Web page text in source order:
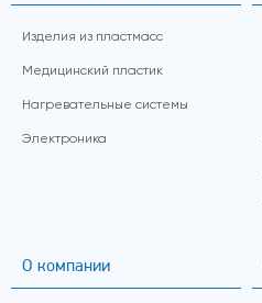
Изделия из пластмасс
Медицинский пластик
Нагревательные системы
Электроника
О компании